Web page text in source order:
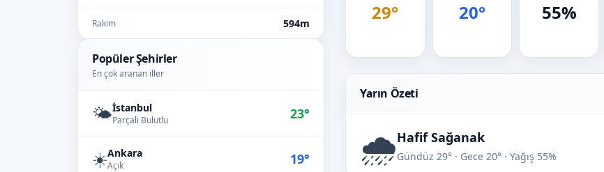
Rakım 594m
Popüler Şehirler
En çok aranan iller
🌤️İstanbul
Parçalı Bulutlu 23°
☀️Ankara
Açık 19°
29° 20° 55%
Yarın Özeti
🌧️Hafif Sağanak
Gündüz 29° · Gece 20° · Yağış 55%